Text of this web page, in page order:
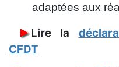
adaptées aux
Lire la
CFDT